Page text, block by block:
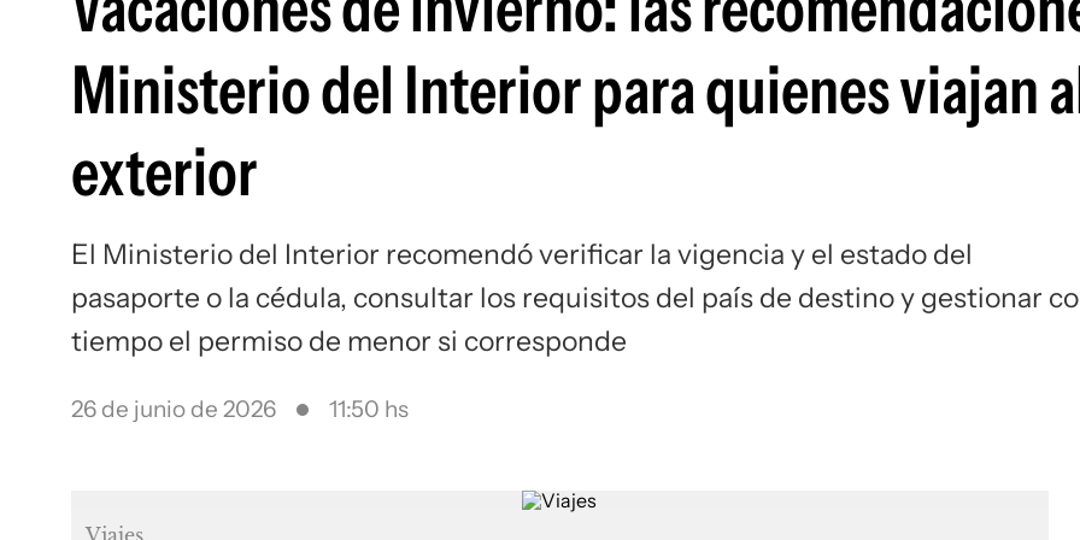
Ministerio del Interior para quienes viajan
exterior
El Ministerio del Interior recomendó verificar la vigencia y el estado del
pasaporte o la cédula, consultar los requisitos del país de destino y gestionar
tiempo el permiso de menor si corresponde
26 de junio de 2026 11:50 hs
Viajes